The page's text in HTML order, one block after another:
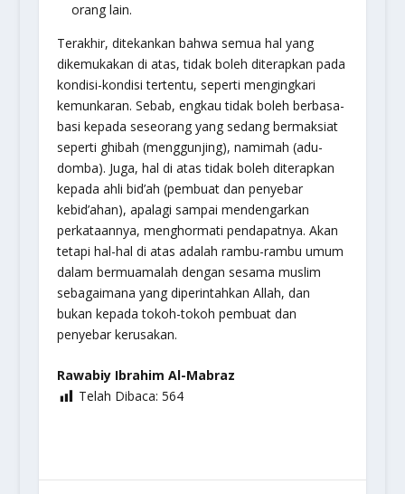
orang lain.
Terakhir, ditekankan bahwa semua hal yang
dikemukakan di atas, tidak boleh diterapkan pada
kondisi-kondisi tertentu, seperti mengingkari
kemunkaran. Sebab, engkau tidak boleh berbasa-
basi kepada seseorang yang sedang bermaksiat
seperti ghibah (menggunjing), namimah (adu-
domba). Juga, hal di atas tidak boleh diterapkan
kepada ahli bid’ah (pembuat dan penyebar
kebid’ahan), apalagi sampai mendengarkan
perkataannya, menghormati pendapatnya. Akan
tetapi hal-hal di atas adalah rambu-rambu umum
dalam bermuamalah dengan sesama muslim
sebagaimana yang diperintahkan Allah, dan
bukan kepada tokoh-tokoh pembuat dan
penyebar kerusakan.
Rawabiy Ibrahim Al-Mabraz
Telah Dibaca: 564